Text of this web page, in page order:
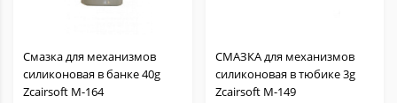
Смазка для механизмов
силиконовая в банке 40g
Zcairsoft M-164
СМАЗКА для механизмов
силиконовая в тюбике 3g
Zcairsoft M-149